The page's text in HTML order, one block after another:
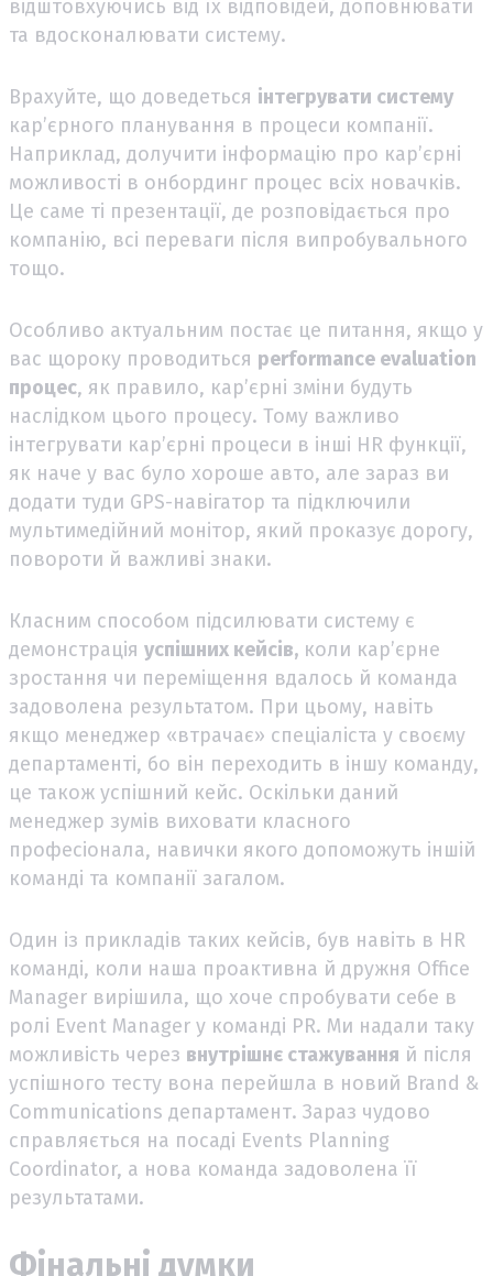
відштовхуючись від їх відповідей, доповнювати
та вдосконалювати систему.
Врахуйте, що доведеться інтегрувати систему
кар’єрного планування в процеси компанії.
Наприклад, долучити інформацію про кар’єрні
можливості в онбординг процес всіх новачків.
Це саме ті презентації, де розповідається про
компанію, всі переваги після випробувального
тощо.
Особливо актуальним постає це питання, якщо у
вас щороку проводиться performance evaluation
процес, як правило, кар’єрні зміни будуть
наслідком цього процесу. Тому важливо
інтегрувати кар’єрні процеси в інші HR функції,
як наче у вас було хороше авто, але зараз ви
додати туди GPS-навігатор та підключили
мультимедійний монітор, який проказує дорогу,
повороти й важливі знаки.
Класним способом підсилювати систему є
демонстрація успішних кейсів, коли кар’єрне
зростання чи переміщення вдалось й команда
задоволена результатом. При цьому, навіть
якщо менеджер «втрачає» спеціаліста у своєму
департаменті, бо він переходить в іншу команду,
це також успішний кейс. Оскільки даний
менеджер зумів виховати класного
професіонала, навички якого допоможуть іншій
команді та компанії загалом.
Один із прикладів таких кейсів, був навіть в HR
команді, коли наша проактивна й дружня Office
Manager вирішила, що хоче спробувати себе в
ролі Event Manager у команді PR. Ми надали таку
можливість через внутрішнє стажування й після
успішного тесту вона перейшла в новий Brand &
Communications департамент. Зараз чудово
справляється на посаді Events Planning
Coordinator, а нова команда задоволена її
результатами.
Фінальні думки